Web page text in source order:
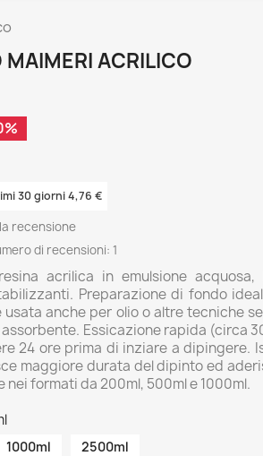
MAIMERI ACRILICO
30 giorni 4,76 €
recensione
di recensioni: 1
acrilica in emulsione
Preparazione di fondo
anche per olio o altre tecniche
Essicazione rapida (circa
24 ore prima di inziare a dipingere.
maggiore durata del dipinto ed
nei formati da 200ml, 500ml e 1000ml.
1000ml 2500ml